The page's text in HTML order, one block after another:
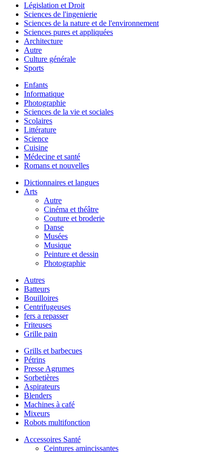
Législation et Droit
Sciences de l'ingenierie
Sciences de la nature et de l'environnement
Sciences pures et appliquées
Architecture
Autre
Culture générale
Sports
Enfants
Informatique
Photographie
Sciences de la vie et sociales
Scolaires
Littérature
Science
Cuisine
Médecine et santé
Romans et nouvelles
Dictionnaires et langues
Arts
Autre
Cinéma et théâtre
Couture et broderie
Danse
Musées
Musique
Peinture et dessin
Photographie
Autres
Batteurs
Bouilloires
Centrifugeuses
fers a repasser
Friteuses
Grille pain
Grills et barbecues
Pétrins
Presse Agrumes
Sorbetières
Aspirateurs
Blenders
Machines à café
Mixeurs
Robots multifonction
Accessoires Santé
Ceintures amincissantes